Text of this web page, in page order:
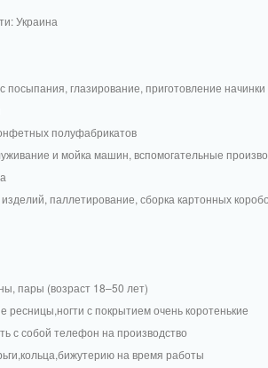
Украина
глазирование, приготовление начинки
полуфабрикатов
и мойка машин, вспомогательные
изделий, паллетирование, сборка картонных
пары (возраст 18–50 лет)
ресницы,ногти с покрытием очень коротенькие
с собой телефон на производство
на время работы